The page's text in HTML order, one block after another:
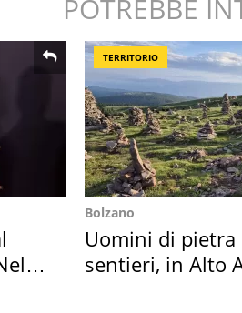
POTREBBE
TERRITORIO
Bolzano
Uomini di pietra
sentieri, in Alto